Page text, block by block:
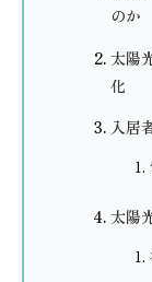
のか
太陽
化
入居
太陽